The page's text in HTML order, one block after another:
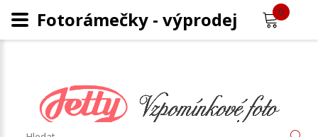
0
Fotorámečky - výprodej